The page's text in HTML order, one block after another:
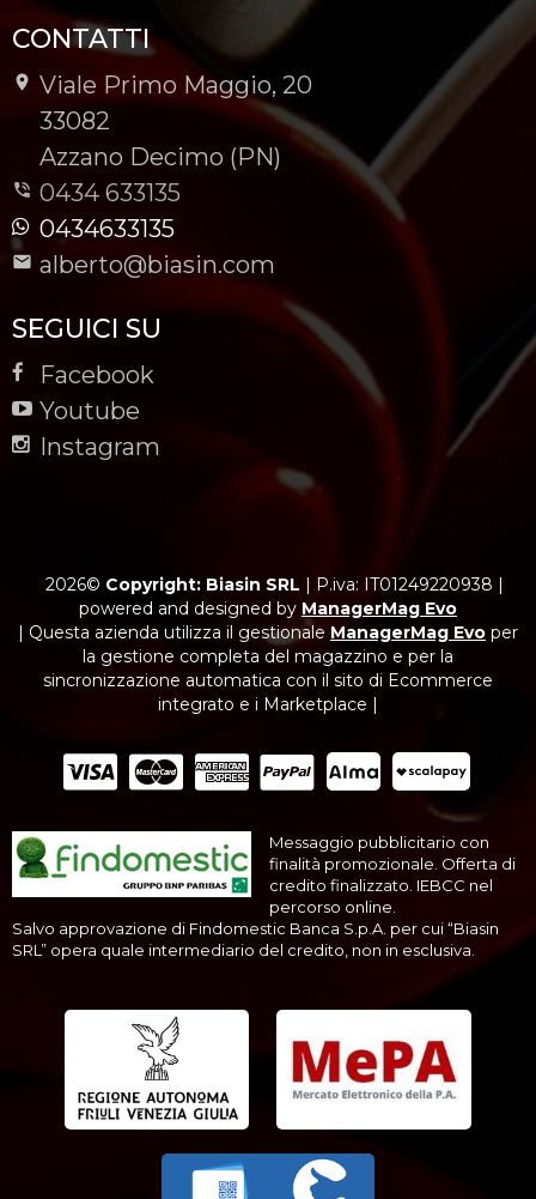
CONTATTI
Viale Primo Maggio, 20
-
33082
-
Azzano Decimo (PN)
0434 633135
0434633135
alberto@biasin.com
SEGUICI SU
Facebook
Youtube
Instagram
2026© Copyright: Biasin SRL | P.iva: IT01249220938 |
powered and designed by ManagerMag Evo
| Questa azienda utilizza il gestionale ManagerMag Evo per
la gestione completa del magazzino e per la
sincronizzazione automatica con il sito di Ecommerce
integrato e i Marketplace |
Messaggio pubblicitario con
finalità promozionale. Offerta di
credito finalizzato. IEBCC nel
percorso online.
Salvo approvazione di Findomestic Banca S.p.A. per cui “Biasin
SRL” opera quale intermediario del credito, non in esclusiva.